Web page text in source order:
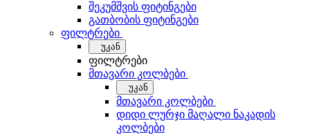
შეკუმშვის ფიტინგები
გათბობის ფიტინგები
ფილტრები
უკან
ფილტრები
მთავარი კოლბები
უკან
მთავარი კოლბები
დიდი ლურჯი მაღალი ნაკადის
კოლბები